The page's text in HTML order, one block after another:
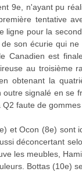
9e, n'ayant pu
tentative
pour la
son écurie qui
Canadien est
au troisième
obtenant la
signalé en se
faute de
et Ocon (8e) sont
déconcertant
les meubles,
Bottas (10e)